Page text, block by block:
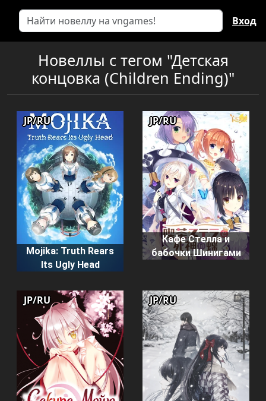
Вход
Новеллы с тегом "Детская
концовка (Children Ending)"
Mojika: Truth Rears
Its Ugly Head
JP/RU
Кафе Стелла и
бабочки Шинигами
JP/RU
JP/RU JP/RU